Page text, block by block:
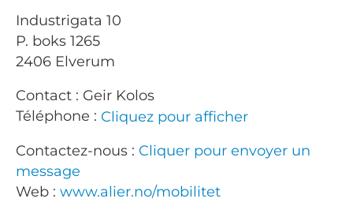
Industrigata 10
P. boks 1265
2406 Elverum
Contact : Geir Kolos
Téléphone : Cliquez pour afficher
Contactez-nous : Cliquer pour envoyer un
message
Web : www.alier.no/mobilitet